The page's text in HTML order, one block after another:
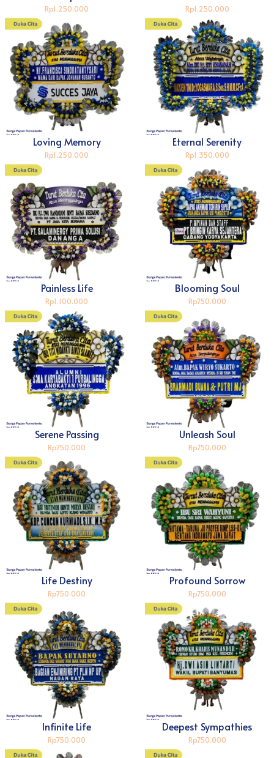
Rp1.250.000 Rp1.250.000
Loving Memory
Rp1.250.000
Eternal Serenity
Rp1.350.000
Painless Life
Rp1.100.000
Blooming Soul
Rp750.000
Serene Passing
Rp750.000
Unleash Soul
Rp750.000
Life Destiny
Rp750.000
Profound Sorrow
Rp750.000
Infinite Life
Rp750.000
Deepest Sympathies
Rp750.000